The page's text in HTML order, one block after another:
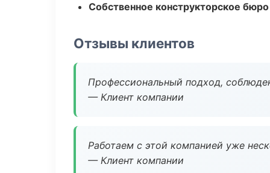
Собственное конструкторское бюро
Отзывы клиентов
Профессиональный подход,
— Клиент компании
Работаем с этой компанией уже
— Клиент компании